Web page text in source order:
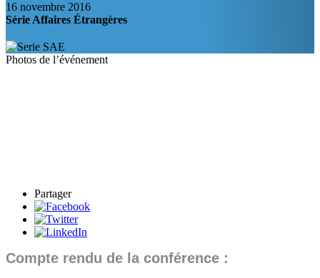
16 novembre 2016
Série Affaires Étrangères
Photos de l’événement
Partager
Compte rendu de la conférence :